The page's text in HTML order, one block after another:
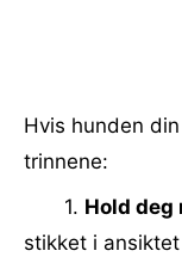
Hvis hunden
trinnene:
1. Hold deg
stikket i